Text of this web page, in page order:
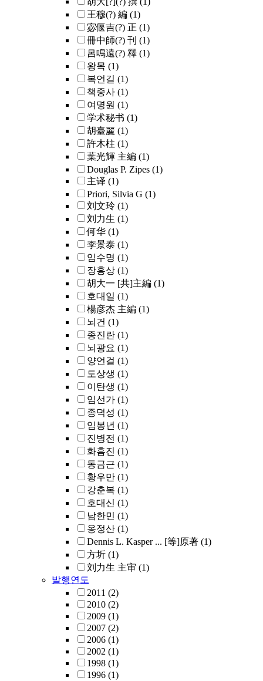
王穆(?) 編 (1)
宓偃吉(?) 正 (1)
冊中師(?) 刊 (1)
呂鳴遠(?) 釋 (1)
왕목 (1)
복언길 (1)
책중사 (1)
여명원 (1)
学术秘书 (1)
胡臺麗 (1)
許木柱 (1)
葉光輝 主編 (1)
Douglas P. Zipes (1)
主译 (1)
Priori, Silvia G (1)
刘文玲 (1)
刘力生 (1)
何华 (1)
李景泰 (1)
임수명 (1)
장홍상 (1)
胡大一 [共]主編 (1)
호대일 (1)
楊彦杰 主編 (1)
뇌건 (1)
종진란 (1)
뇌광요 (1)
양언걸 (1)
도상생 (1)
이탄생 (1)
임선가 (1)
종덕성 (1)
임봉년 (1)
진병전 (1)
화흠진 (1)
동금근 (1)
황우만 (1)
강춘복 (1)
호대신 (1)
남한민 (1)
옹정산 (1)
Dennis L. Kasper ... [等]原著 (1)
方圻 (1)
刘力生 主审 (1)
발행연도
2011 (2)
2010 (2)
2009 (1)
2007 (2)
2006 (1)
2002 (1)
1998 (1)
1996 (1)